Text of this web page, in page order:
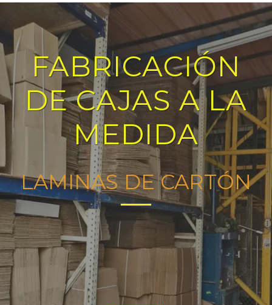
FABRICACIÓN
DE CAJAS A LA
MEDIDA
LAMINAS DE CARTÓN